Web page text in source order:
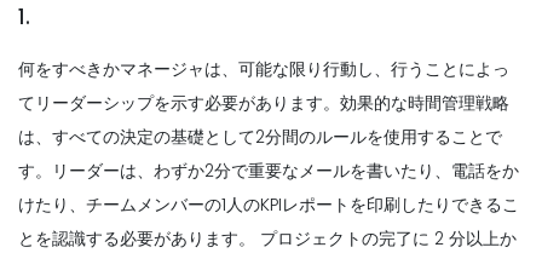
1.
何をすべきかマネージャは、可能な限り行動し、行うことによっ
てリーダーシップを示す必要があります。効果的な時間管理戦略
は、すべての決定の基礎として2分間のルールを使用することで
す。リーダーは、わずか2分で重要なメールを書いたり、電話をか
けたり、チームメンバーの1人のKPIレポートを印刷したりできるこ
とを認識する必要があります。
プロジェクトの完了に 2 分以上か